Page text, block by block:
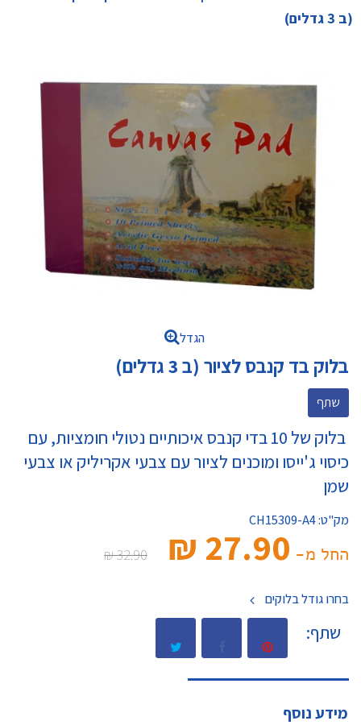
(ב 3 גדלים)
הגדל
בלוק בד קנבס לציור (ב 3 גדלים)
שתף
בלוק של 10 בדי קנבס איכותיים נטולי חומציות, עם
כיסוי ג'ייסו ומוכנים לציור עם צבעי אקריליק או צבעי
שמן
מק"ט:CH15309-A4
החל מ- 27.90 ₪‎
32.90 ₪‎
בחרו גודל בלוקים
שתף:
מידע נוסף